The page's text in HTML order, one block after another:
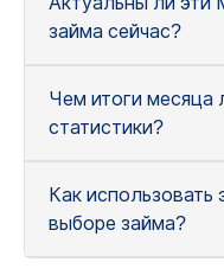
займа сейчас?
Чем итоги месяца
статистики?
Как
выборе займа?